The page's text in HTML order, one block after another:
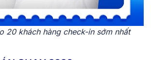
20 khách hàng check-in sớm nhất